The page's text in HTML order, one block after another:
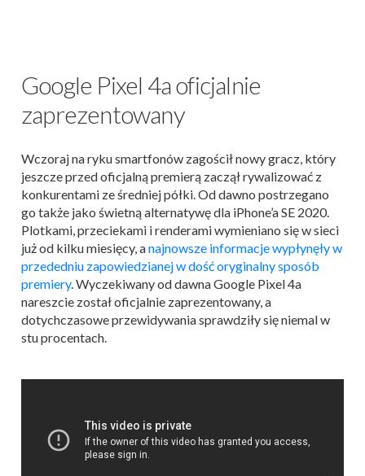
Google Pixel 4a oficjalnie
zaprezentowany
Wczoraj na ryku smartfonów zagościł nowy gracz, który
jeszcze przed oficjalną premierą zaczął rywalizować z
konkurentami ze średniej półki. Od dawno postrzegano
go także jako świetną alternatywę dla iPhone’a SE 2020.
Plotkami, przeciekami i renderami wymieniano się w sieci
już od kilku miesięcy, anajnowsze informacje wypłynęły w
przededniu zapowiedzianej w dość oryginalny sposób
premiery. Wyczekiwany od dawna Google Pixel 4a
nareszcie został oficjalnie zaprezentowany, a
dotychczasowe przewidywania sprawdziły się niemal w
stu procentach.